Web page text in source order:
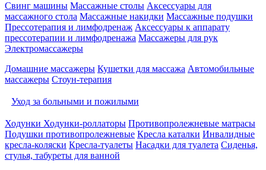
Свинг машины Массажные столы Аксессуары для
массажного стола Массажные накидки Массажные подушки
Прессотерапия и лимфодренаж Аксессуары к аппарату
прессотерапии и лимфодренажа Массажеры для рук
Электромассажеры
Домашние массажеры Кушетки для массажа Автомобильные
массажеры Стоун-терапия
Уход за больными и пожилыми
Ходунки Ходунки-роллаторы Противопролежневые матрасы
Подушки противопролежневые Кресла каталки Инвалидные
кресла-коляски Кресла-туалеты Насадки для туалета Сиденья,
стулья, табуреты для ванной